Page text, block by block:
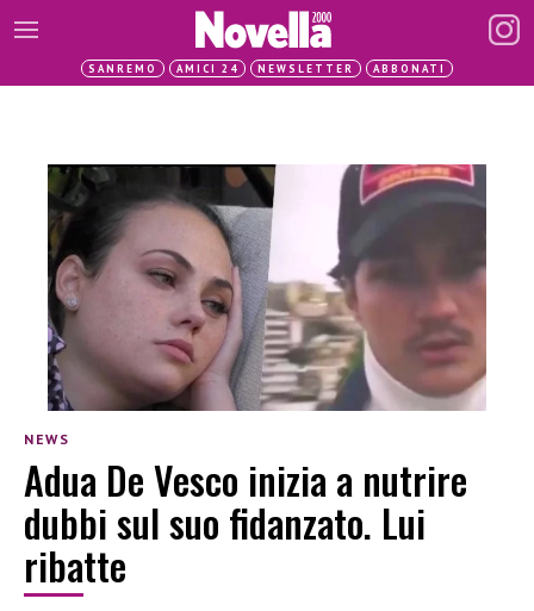
SANREMO AMICI 24 NEWSLETTER ABBONATI
NEWS
Adua De Vesco inizia a nutrire
dubbi sul suo fidanzato. Lui
ribatte